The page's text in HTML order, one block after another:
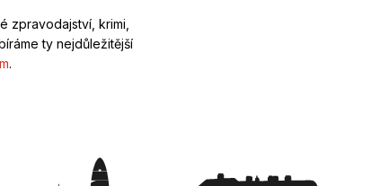
zpravodajství, krimi,
ty nejdůležitější
.